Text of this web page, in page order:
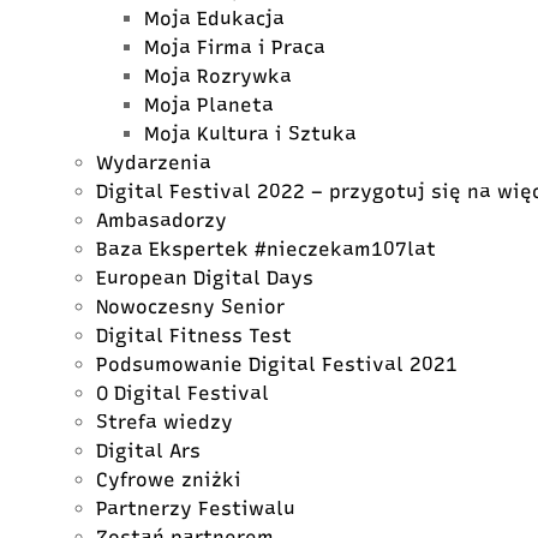
Moja Edukacja
Moja Firma i Praca
Moja Rozrywka
Moja Planeta
Moja Kultura i Sztuka
Wydarzenia
Digital Festival 2022 – przygotuj się na
Ambasadorzy
Baza Ekspertek #nieczekam107lat
European Digital Days
Nowoczesny Senior
Digital Fitness Test
Podsumowanie Digital Festival 2021
O Digital Festival
Strefa wiedzy
Digital Ars
Cyfrowe zniżki
Partnerzy Festiwalu